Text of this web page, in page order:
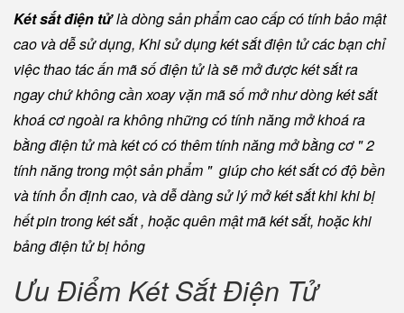
Két sắt điện tửlà dòng sản phẩm cao cấp có tính bảo mật
cao và dễ sử dụng, Khi sử dụng két sắt điện tử các bạn chỉ
việc thao tác ấn mã số điện tử là sẽ mở được két sắt ra
ngay chứ không cần xoay vặn mã số mở như dòng két sắt
khoá cơ ngoài ra không những có tính năng mở khoá ra
bằng điện tử mà két có có thêm tính năng mở bằng cơ " 2
tính năng trong một sản phẩm " giúp cho két sắt có độ bền
và tính ổn định cao, và dễ dàng sử lý mở két sắt khi khi bị
hết pin trong két sắt , hoặc quên mật mã két sắt, hoặc khi
bảng điện tử bị hỏng
Ưu Điểm Két Sắt Điện Tử